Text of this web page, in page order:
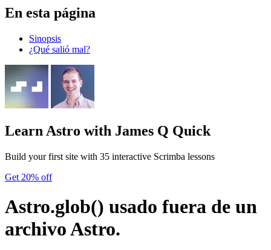
En esta página
Sinopsis
¿Qué salió mal?
Learn Astro with James Q Quick
Build your first site with 35 interactive Scrimba lessons
Get 20% off
Astro.glob() usado fuera de un
archivo Astro.